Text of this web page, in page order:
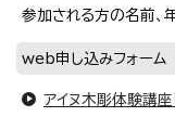
参加される方の名前、
web申し込みフォーム
アイヌ木彫体験講座